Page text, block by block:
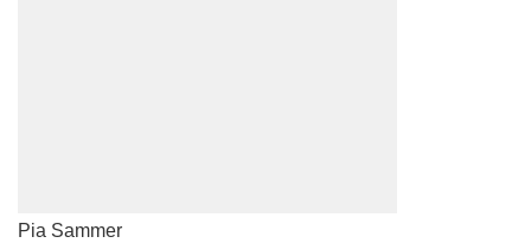
Pia Sammer